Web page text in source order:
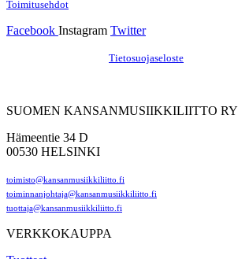
Toimitusehdot
Facebook Instagram Twitter
Tietosuojaseloste
SUOMEN KANSANMUSIIKKILIITTO RY
Hämeentie 34 D
00530 HELSINKI
toimisto@kansanmusiikkiliitto.fi
toiminnanjohtaja@kansanmusiikkiliitto.fi
tuottaja@kansanmusiikkiliitto.fi
VERKKOKAUPPA